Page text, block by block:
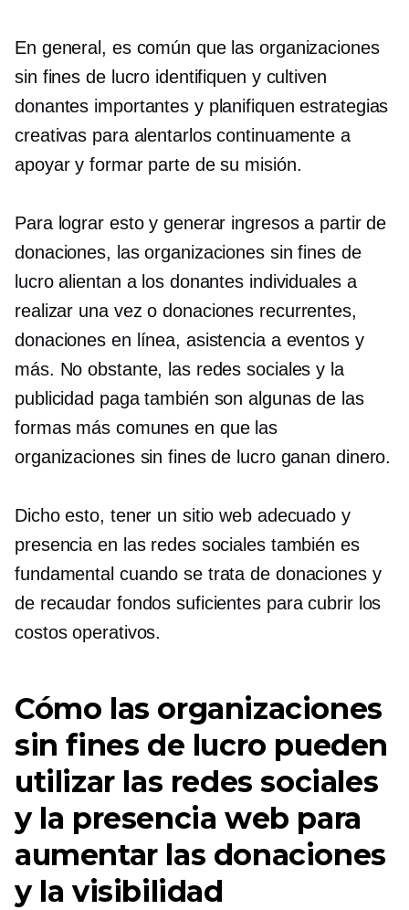
En general, es común que las organizaciones
sin fines de lucro identifiquen y cultiven
donantes importantes y planifiquen estrategias
creativas para alentarlos continuamente a
apoyar y formar parte de su misión.
Para lograr esto y generar ingresos a partir de
donaciones, las organizaciones sin fines de
lucro alientan a los donantes individuales a
realizar una vez o donaciones recurrentes,
donaciones en línea, asistencia a eventos y
más. No obstante, las redes sociales y la
publicidad paga también son algunas de las
formas más comunes en que las
organizaciones sin fines de lucro ganan dinero.
Dicho esto, tener un sitio web adecuado y
presencia en las redes sociales también es
fundamental cuando se trata de donaciones y
de recaudar fondos suficientes para cubrir los
costos operativos.
Cómo las organizaciones
sin fines de lucro pueden
utilizar las redes sociales
y la presencia web para
aumentar las donaciones
y la visibilidad